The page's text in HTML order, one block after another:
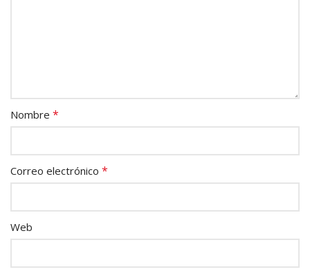
Nombre *
Correo electrónico *
Web